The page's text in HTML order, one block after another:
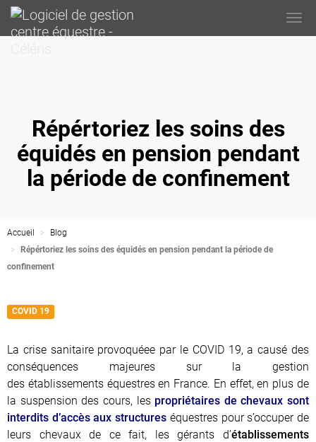
Répértoriez les soins des
équidés en pension pendant
la période de confinement
Accueil
Blog
Répértoriez les soins des équidés en pension pendant la période de
confinement
COVID 19
La crise sanitaire provoquéee par le COVID 19, a causé des
conséquences majeures sur la gestion
des établissements équestres en France. En effet, en plus de
la suspension des cours, les propriétaires de chevaux sont
interdits d’accès aux structures équestres pour s’occuper de
leurs chevaux de ce fait, les gérants d’établissements